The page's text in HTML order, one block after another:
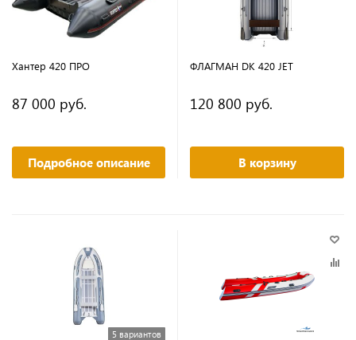
Хантер 420 ПРО
87 000 руб.
Подробное описание
ФЛАГМАН DK 420 JET
120 800 руб.
В корзину
5 вариантов